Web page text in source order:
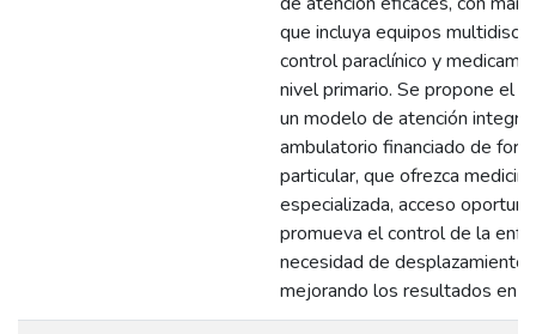
que incluya equipos
control paraclínico y
nivel primario. Se propone el
un modelo de atención
ambulatorio financiado de
particular, que ofrezca medicina
especializada, acceso
promueva el control de la
necesidad de
mejorando los resultados en